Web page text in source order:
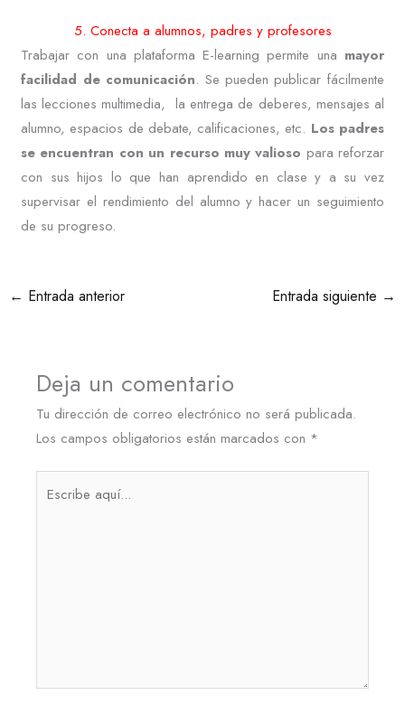
5. Conecta a alumnos, padres y profesores
Trabajar con una plataforma E-learning permite una mayor
facilidad de comunicación. Se pueden publicar fácilmente
las lecciones multimedia, la entrega de deberes, mensajes al
alumno, espacios de debate, calificaciones, etc. Los padres
se encuentran con un recurso muy valioso para reforzar
con sus hijos lo que han aprendido en clase y a su vez
supervisar el rendimiento del alumno y hacer un seguimiento
de su progreso.
← Entrada anterior Entrada siguiente →
Deja un comentario
Tu dirección de correo electrónico no será publicada.
Los campos obligatorios están marcados con *